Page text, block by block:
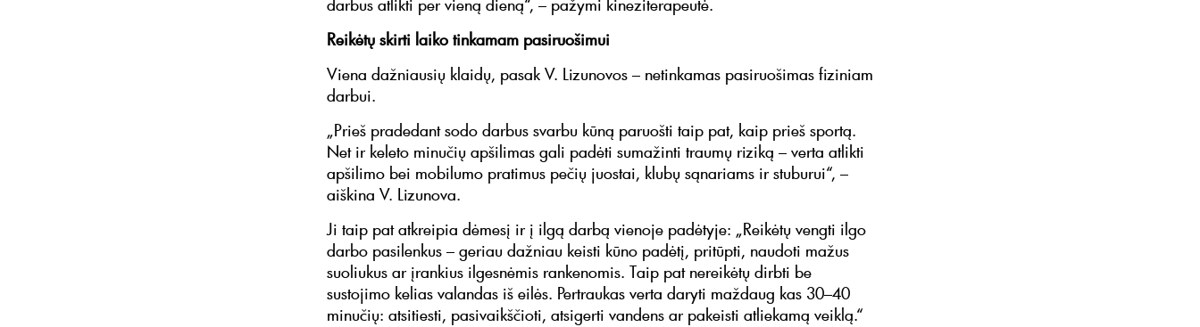
darbus atlikti per vieną dieną“, – pažymi kineziterapeutė.
Reikėtų skirti laiko tinkamam pasiruošimui
Viena dažniausių klaidų, pasak V. Lizunovos – netinkamas pasiruošimas fiziniam
darbui.
„Prieš pradedant sodo darbus svarbu kūną paruošti taip pat, kaip prieš sportą.
Net ir keleto minučių apšilimas gali padėti sumažinti traumų riziką – verta atlikti
apšilimo bei mobilumo pratimus pečių juostai, klubų sąnariams ir stuburui“, –
aiškina V. Lizunova.
Ji taip pat atkreipia dėmesį ir į ilgą darbą vienoje padėtyje: „Reikėtų vengti ilgo
darbo pasilenkus – geriau dažniau keisti kūno padėtį, pritūpti, naudoti mažus
suoliukus ar įrankius ilgesnėmis rankenomis. Taip pat nereikėtų dirbti be
sustojimo kelias valandas iš eilės. Pertraukas verta daryti maždaug kas 30–40
minučių: atsitiesti, pasivaikščioti, atsigerti vandens ar pakeisti atliekamą veiklą.“